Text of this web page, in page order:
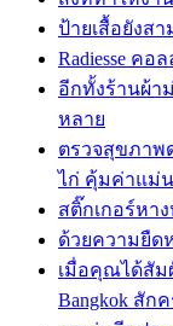
ป้ายเสื้อยังส
Radiesse คอ
อีกทั้งร้านผ้า
หลาย
ตรวจสุขภาพ
ไก่ คุ้มค่าแม่
สติ๊กเกอร์หา
ด้วยความยืด
เมื่อคุณได้สัมผั
Bangkok สักค